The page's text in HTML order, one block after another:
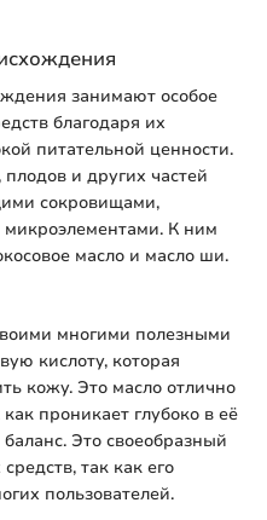
занимают особое
благодаря их
питательной ценности.
и других частей
сокровищами,
К ним
масло и масло ши.
многими полезными
кислоту, которая
кожу. Это масло отлично
проникает глубоко в её
Это своеобразный
так как его
пользователей.